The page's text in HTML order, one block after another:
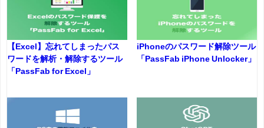
【Excel】忘れてしまったパス
ワードを解析・解除するツール
「PassFab for Excel」
iPhoneのパスワード解除ツール
「PassFab iPhone Unlocker」